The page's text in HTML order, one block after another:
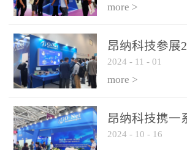
算力互联新时代
more >
昂纳科技参展
ECOC展会
2024 - 11 - 01
more >
昂纳科技携一
术平台和优秀
2024 - 10 - 16